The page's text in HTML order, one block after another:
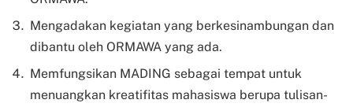
Mengadakan kegiatan yang berkesinambungan dan
dibantu oleh ORMAWA yang ada.
Memfungsikan MADING sebagai tempat untuk
menuangkan kreatifitas mahasiswa berupa tulisan-